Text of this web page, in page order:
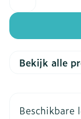
Bekijk alle
Beschikbare